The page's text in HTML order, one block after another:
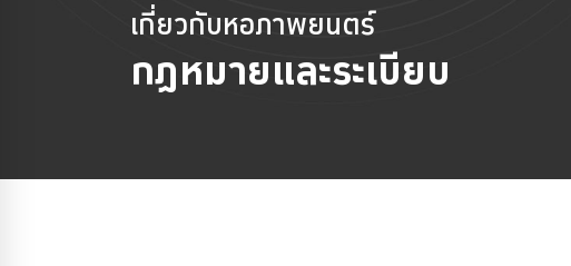
เกี่ยวกับหอภาพยนตร์
กฏหมายและระเบียบ